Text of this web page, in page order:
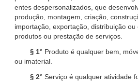
entes despersonalizados, que
produção, montagem, criação,
importação, exportação, distribuição
produtos ou prestação de serviços.
§ 1° Produto é qualquer bem,
ou imaterial.
§ 2° Serviço é qualquer atividade